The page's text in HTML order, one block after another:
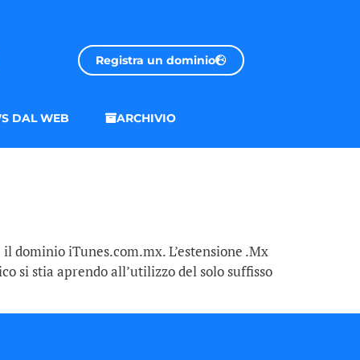
Registra un dominio
DAL WEB ARCHIVIO
iTunes.com.mx. L’estensione .Mx
si stia aprendo all’utilizzo del solo suffisso